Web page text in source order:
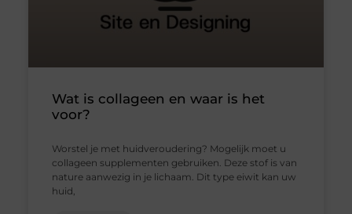
Wat is collageen en waar is het
voor?
Worstel je met huidveroudering? Mogelijk moet u
collageen supplementen gebruiken. Deze stof is van
nature aanwezig in je lichaam. Dit type eiwit kan uw
huid,